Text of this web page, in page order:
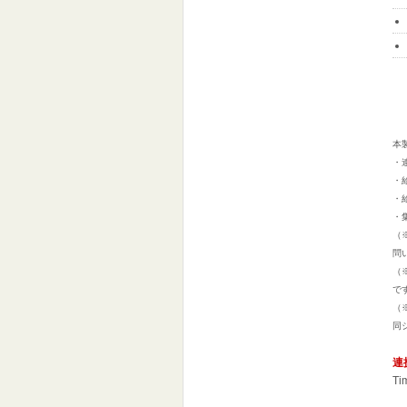
本
・
・
・
・
問
で
同
連